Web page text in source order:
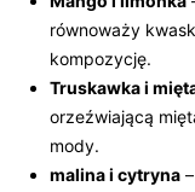
równoważy
kompozycję.
Truskawka i
orzeźwiającą
mody.
malina i cytryna